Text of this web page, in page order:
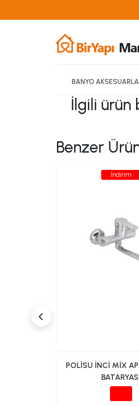
BANYO
İlgili ürün
Benzer
İndirim
POLİSU İNCİ MİX